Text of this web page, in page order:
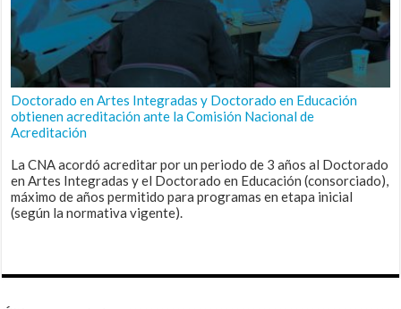
Doctorado en Artes Integradas y Doctorado en Educación
obtienen acreditación ante la Comisión Nacional de
Acreditación
La CNA acordó acreditar por un periodo de 3 años al Doctorado
en Artes Integradas y el Doctorado en Educación (consorciado),
máximo de años permitido para programas en etapa inicial
(según la normativa vigente).